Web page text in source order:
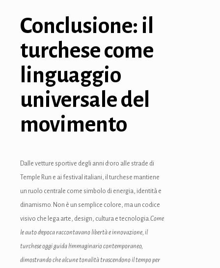
Conclusione: il
turchese come
linguaggio
universale del
movimento
Dalle vetture sportive degli anni d’oro alle strade di
Temple Run e ai festival italiani, il turchese mantiene
un ruolo centrale come simbolo di energia, identità e
dinamismo. Non è un semplice colore, ma un codice
visivo che lega arte, design, cultura e tecnologia.Come
le auto d’epoca raccontavano libertà e innovazione, il
turchese oggi guida l’immaginario contemporaneo,
dimostrando che alcune tonalità trascendono il tempo per